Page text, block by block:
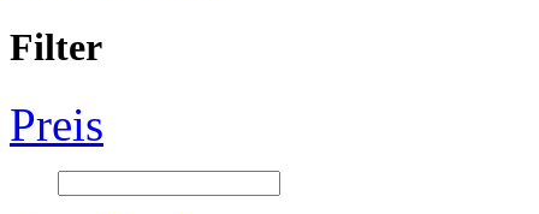
Filter
Preis